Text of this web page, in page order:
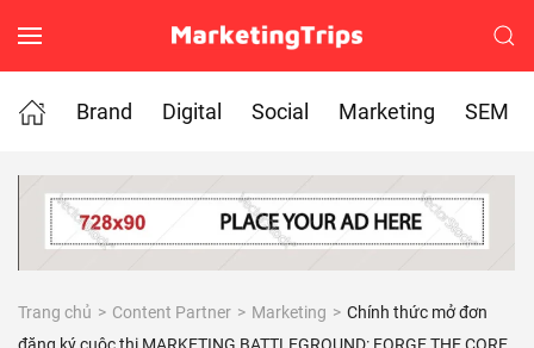
Skip to main content
Brand
Digital Social Marketing SEM
Trang chủ Content Partner Marketing
Chính thức mở đơn